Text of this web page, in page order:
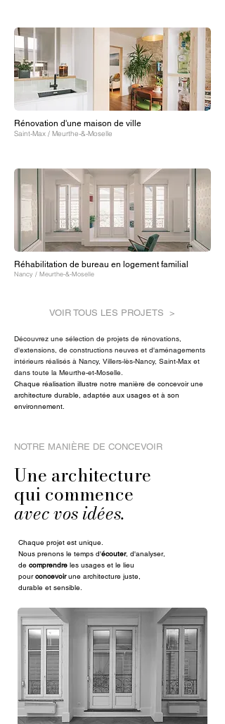
Rénovation d'une maison de ville
Saint-Max / Meurthe-&-Moselle
Réhabilitation de bureau en logement familial
Nancy / Meurthe-&-Moselle
VOIR TOUS LES PROJETS >
Découvrez une sélection de projets de rénovations,
d'extensions, de constructions neuves et d'aménagements
intérieurs réalisés à Nancy, Villers-lès-Nancy, Saint-Max et
dans toute la Meurthe-et-Moselle.
Chaque réalisation illustre notre manière de concevoir une
architecture durable, adaptée aux usages et à son
environnement.
NOTRE MANIÈRE DE CONCEVOIR
Une architecture
qui commence
avec vos idées.
Chaque projet est unique.
Nous prenons le temps d'écouter, d'analyser,
de comprendre les usages et le lieu
pourconcevoirune architecture juste,
durable et sensible.